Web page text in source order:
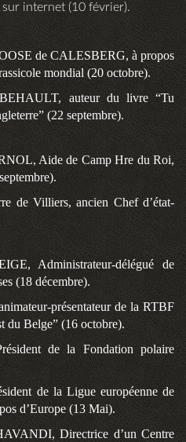
internet (10 février).
de CALESBERG, à propos
mondial (20 octobre).
auteur du livre “Tu
(22 septembre).
Aide de Camp Hre du Roi,
de Villiers, ancien Chef d’état-
Administrateur-délégué de
(18 décembre).
présentateur de la RTBF
du Belge” (16 octobre).
de la Fondation polaire
de la Ligue européenne de
d’Europe (13 Mai).
Directrice d’un Centre